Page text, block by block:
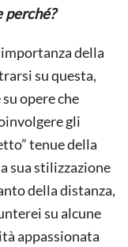
perché?
della
su questa,
opere che
gli
tenue della
sua stilizzazione
della distanza,
su alcune
appassionata